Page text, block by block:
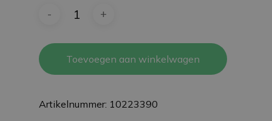
Toevoegen aan winkelwagen
Artikelnummer: 10223390